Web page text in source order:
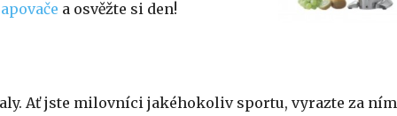
a osvěžte si den!
Ať jste milovníci jakéhokoliv sportu, vyrazte za ním